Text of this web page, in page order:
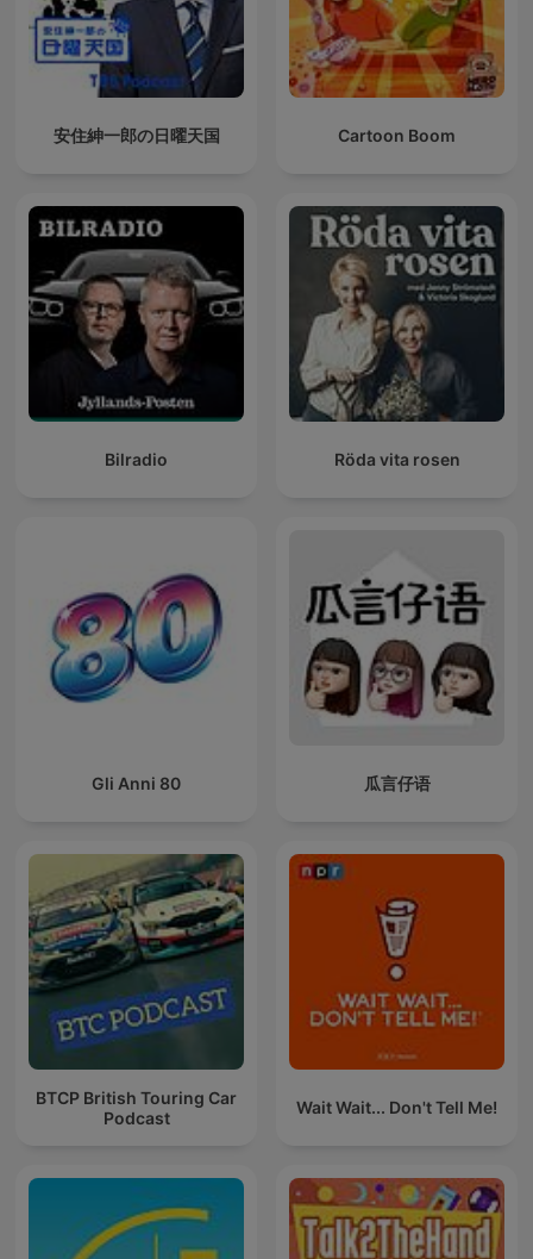
安住紳一郎の日曜天国 Cartoon Boom
Bilradio Röda vita rosen
Gli Anni 80 瓜言仔语
BTCP British Touring Car
Podcast
Wait Wait... Don't Tell Me!